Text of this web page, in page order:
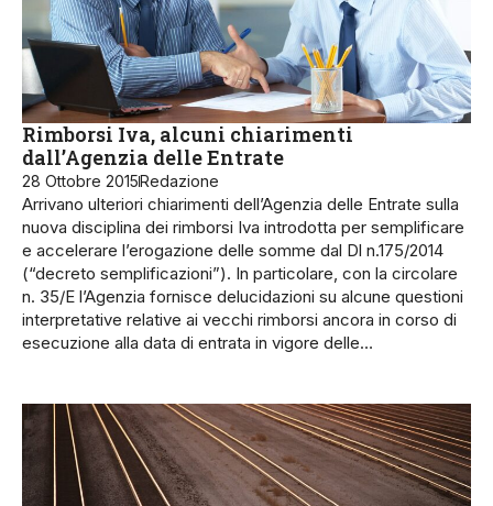
Rimborsi Iva, alcuni chiarimenti
dall’Agenzia delle Entrate
28 Ottobre 2015Redazione
Arrivano ulteriori chiarimenti dell’Agenzia delle Entrate sulla
nuova disciplina dei rimborsi Iva introdotta per semplificare
e accelerare l’erogazione delle somme dal Dl n.175/2014
(“decreto semplificazioni”). In particolare, con la circolare
n. 35/E l’Agenzia fornisce delucidazioni su alcune questioni
interpretative relative ai vecchi rimborsi ancora in corso di
esecuzione alla data di entrata in vigore delle…